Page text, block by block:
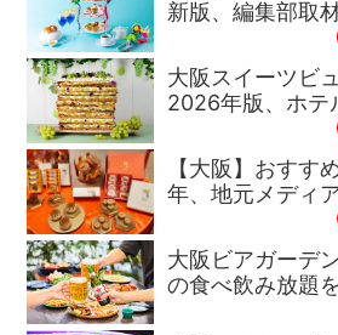
新版、編集部取
大阪スイーツビ
2026年版、ホテ
【大阪】おすす
年、地元メディ
大阪ビアガーデ
の食べ飲み放題